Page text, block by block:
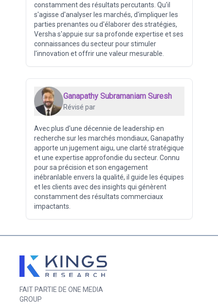
constamment des résultats percutants. Qu'il
s'agisse d'analyser les marchés, d'impliquer les
parties prenantes ou d'élaborer des stratégies,
Versha s'appuie sur sa profonde expertise et ses
connaissances du secteur pour stimuler
l'innovation et offrir une valeur mesurable.
Ganapathy Subramaniam Suresh
Révisé par
Avec plus d'une décennie de leadership en
recherche sur les marchés mondiaux, Ganapathy
apporte un jugement aigu, une clarté stratégique
et une expertise approfondie du secteur. Connu
pour sa précision et son engagement
inébranlable envers la qualité, il guide les équipes
et les clients avec des insights qui génèrent
constamment des résultats commerciaux
impactants.
FAIT PARTIE DE ONE MEDIA
GROUP